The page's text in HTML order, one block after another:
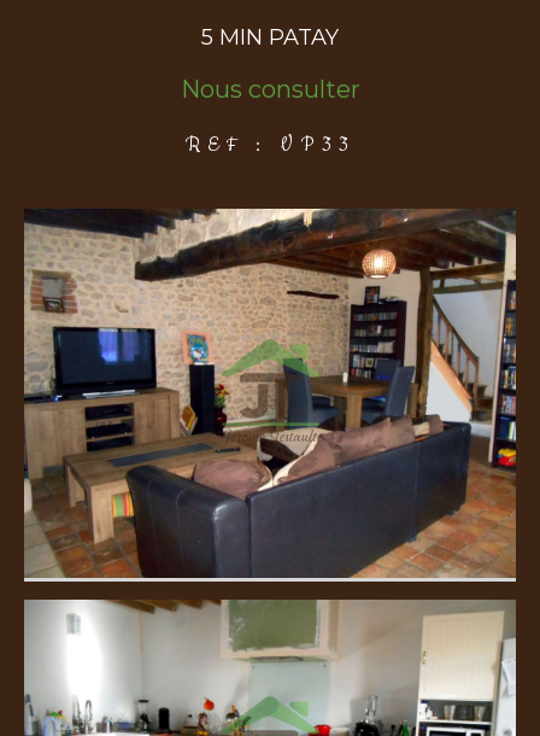
5 MIN PATAY
Nous consulter
REF : VP33